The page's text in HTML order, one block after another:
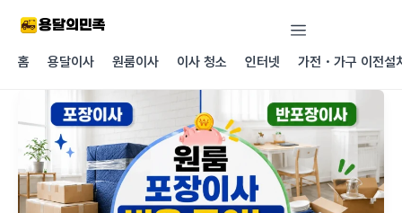
건너뛰기
홈
용달이사 원룸이사 이사 청소 인터넷 가전・가구 이전설